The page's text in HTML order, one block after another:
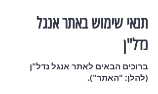
תנאי שימוש באתר אנגל
נדל"ן
ברוכים הבאים לאתר אנגל נדל"ן
(להלן: "האתר").